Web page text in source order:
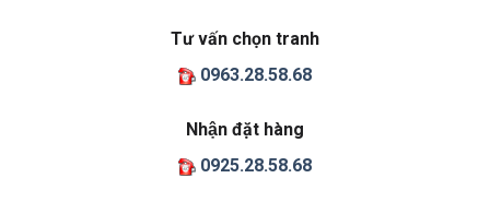
Tư vấn chọn tranh
0963.28.58.68
Nhận đặt hàng
0925.28.58.68